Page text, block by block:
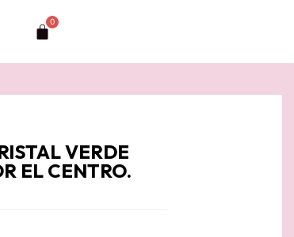
0
Carrito
VERDE
EL CENTRO.